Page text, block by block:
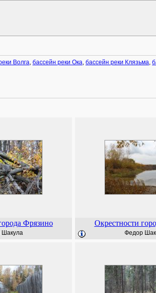
Волга, бассейн реки Ока, бассейн реки Клязьма,
Фрязино Окрестности
Федор